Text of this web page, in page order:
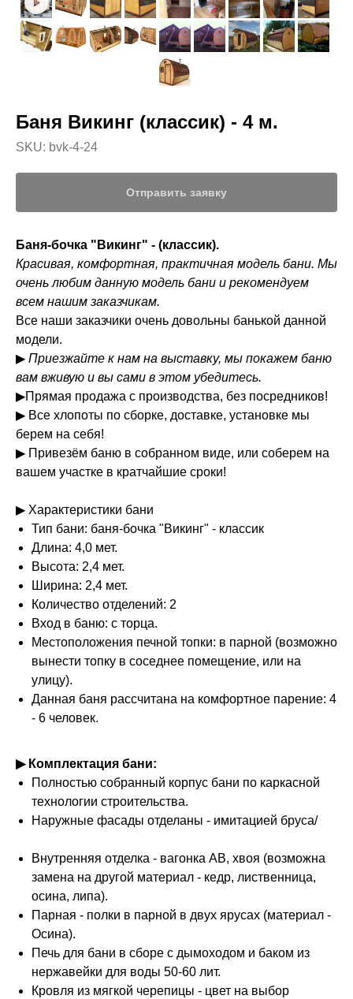
Баня Викинг (классик) - 4 м.
SKU: bvk-4-24
Отправить заявку
Баня-бочка "Викинг" - (классик).
Красивая, комфортная, практичная модель бани. Мы
очень любим данную модель бани и рекомендуем
всем нашим заказчикам.
Все наши заказчики очень довольны банькой данной
модели.
▶ Приезжайте к нам на выставку, мы покажем баню
вам вживую и вы сами в этом убедитесь.
▶Прямая продажа с производства, без посредников!
▶ Все хлопоты по сборке, доставке, установке мы
берем на себя!
▶ Привезём баню в собранном виде, или соберем на
вашем участке в кратчайшие сроки!
▶ Характеристики бани
Тип бани: баня-бочка "Викинг" - классик
Длина: 4,0 мет.
Высота: 2,4 мет.
Ширина: 2,4 мет.
Количество отделений: 2
Вход в баню: с торца.
Местоположения печной топки: в парной (возможно
вынести топку в соседнее помещение, или на
улицу).
Данная баня рассчитана на комфортное парение: 4
- 6 человек.
▶ Комплектация бани:
Полностью собранный корпус бани по каркасной
технологии строительства.
Наружные фасады отделаны - имитацией бруса/
Внутренняя отделка - вагонка АВ, хвоя (возможна
замена на другой материал - кедр, лиственница,
осина, липа).
Парная - полки в парной в двух ярусах (материал -
Осина).
Печь для бани в сборе с дымоходом и баком из
нержавейки для воды 50-60 лит.
Кровля из мягкой черепицы - цвет на выбор